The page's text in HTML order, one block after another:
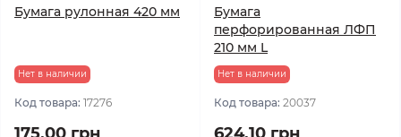
Бумага рулонная 420 мм
Нет в наличии
Код товара: 17276
Бумага
перфорированная ЛФП
210 мм L
Нет в наличии
Код товара: 20037